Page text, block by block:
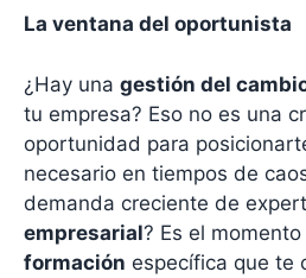
La ventana del oportunista
¿Hay una gestión del
tu empresa? Eso no es una
oportunidad para
necesario en tiempos de
demanda creciente de
empresarial? Es el
formación específica que te